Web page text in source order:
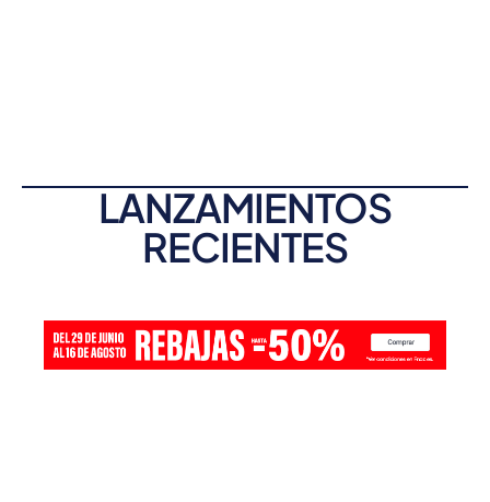
LANZAMIENTOS
RECIENTES